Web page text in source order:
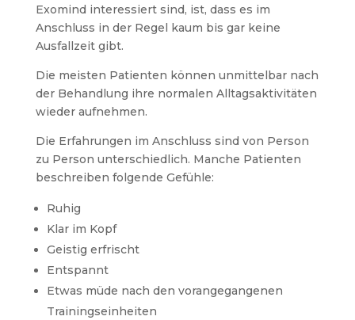
Exomind interessiert sind, ist, dass es im
Anschluss in der Regel kaum bis gar keine
Ausfallzeit gibt.
Die meisten Patienten können unmittelbar nach
der Behandlung ihre normalen Alltagsaktivitäten
wieder aufnehmen.
Die Erfahrungen im Anschluss sind von Person
zu Person unterschiedlich. Manche Patienten
beschreiben folgende Gefühle:
Ruhig
Klar im Kopf
Geistig erfrischt
Entspannt
Etwas müde nach den vorangegangenen
Trainingseinheiten